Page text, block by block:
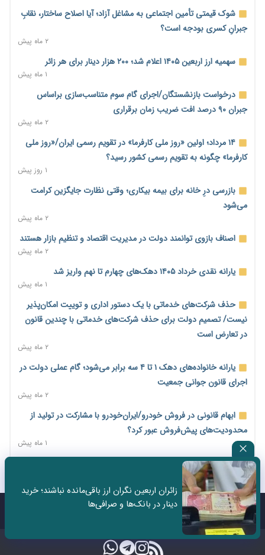
بنگاه‌داری بانک‌ها؛ مانع بزرگ خانه‌دار شدن مستأجران
نماینده مجلس: توسعه مرزهای زمینی به راهبرد تأمین کالاهای
اساسی تبدیل شود
۱ روز پیش
خانه کارگر قزوین: شکاف دستمزد و هزینه معیشت هر روز عمیق‌تر
می‌شود
۱ روز پیش
رئیس سازمان امور مالیاتی: بلاگرهای پردرآمد مشمول پرداخت
مالیات هستند
۱ روز پیش
پیش‌بینی افزایش تولید برنج؛ نیاز وارداتی کشور به ۵۰۰ هزار تن
کاهش می‌یابد
۱ روز پیش
امضای تفاهم‌نامه تجاری ایران و پاکستان؛ هدف‌گذاری تجارت ۱۰
اختیارات جدید گمرکات برای تمدید ورود موقت کالا و خودرو تا
پایان شهریور ابلاغ شد
۱ روز پیش
مرحله سیزدهم کالابرگ در سایه تورم؛ قدرت خرید یارانه یک‌میلیونی
۱۴ مرداد؛ اولین «روز ملی کارفرما» در تقویم رسمی ایران/«روز ملی
کارفرما» چگونه به تقویم رسمی کشور رسید؟
۱ روز پیش
سکه در یک قدمی ۱۸۵ میلیون تومان
۳ روز پیش
تشکل‌ها در مسیر ارتقای تاب‌آوری اعضا برنامه‌ریزی کنند
ساماندهی نیروهای شرکتی نباید قربانی ملاحظات انتخاباتی شود/
شوک قیمتی تأمین اجتماعی به مشاغل آزاد؛ آیا اصلاح ساختار، نقابِ
جبرانِ کسری بودجه است؟
۲ ماه پیش
سهمیه ارز اربعین ۱۴۰۵ اعلام شد؛ ۲۰۰ هزار دینار برای هر زائر
۱ ماه پیش
درخواست بازنشستگان/اجرای گام سوم متناسب‌سازی براساس
جبران ۹۰ درصد افت ضریب زمان برقراری
۲ ماه پیش
۱۴ مرداد؛ اولین «روز ملی کارفرما» در تقویم رسمی ایران/«روز ملی
کارفرما» چگونه به تقویم رسمی کشور رسید؟
۱ روز پیش
بازرسی درِ خانه برای بیمه بیکاری؛ وقتی نظارت جایگزین کرامت
می‌شود
۲ ماه پیش
اصناف بازوی توانمند دولت در مدیریت اقتصاد و تنظیم بازار هستند
۲ ماه پیش
یارانه نقدی خرداد ۱۴۰۵ دهک‌های چهارم تا نهم واریز شد
۱ ماه پیش
حذف شرکت‌های خدماتی با یک دستور اداری و توییت امکان‌پذیر
نیست/ تصمیم دولت برای حذف شرکت‌های خدماتی با چندین قانون
در تعارض است
۲ ماه پیش
یارانه خانواده‌های دهک ۱ تا ۴ سه برابر می‌شود؛ گام عملی دولت در
اجرای قانون جوانی جمعیت
۲ ماه پیش
ابهام قانونی در فروش خودرو/ایران‌خودرو با مشارکت در تولید از
محدودیت‌های پیش‌فروش عبور کرد؟
۱ ماه پیش
سه نماد جدید اخزا در فرابورس پذیرش شد
ثبت نادرست عنوان شغلی، کارگر و کارفرما را با جریمه و شکایت
روبه‌رو می‌کند
زائران اربعین نگران ارز باقی‌مانده نباشند؛ خرید
دینار در بانک‌ها و صرافی‌ها